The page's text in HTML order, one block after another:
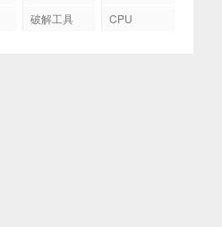
破解工具 CPU